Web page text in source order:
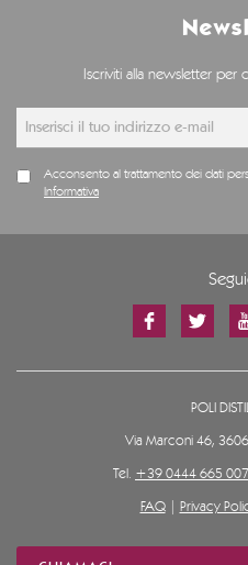
Iscriviti alla newsletter per
Acconsento al trattamento dei dati
Informativa
POLI
Via Marconi 46,
Tel. +39 0444 665 007
FAQ| Privacy